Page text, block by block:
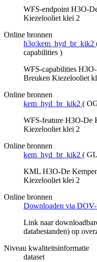
WFS-endpoint H3O-
Kiezelooliet klei 2
Online bronnen
h3o:kem_hyd_br_kik2
capabilities )
WFS-capabilities
Breuken Kiezelooliet
Online bronnen
kem_hyd_br_kik2 (
WFS-feature H3O-De
Kiezelooliet klei 2
Online bronnen
kem_hyd_br_kik2 (
KML H3O-De
Kiezelooliet klei 2
Online bronnen
Downloaden via
Link naar
databestanden) op
Niveau kwaliteitsinformatie
dataset